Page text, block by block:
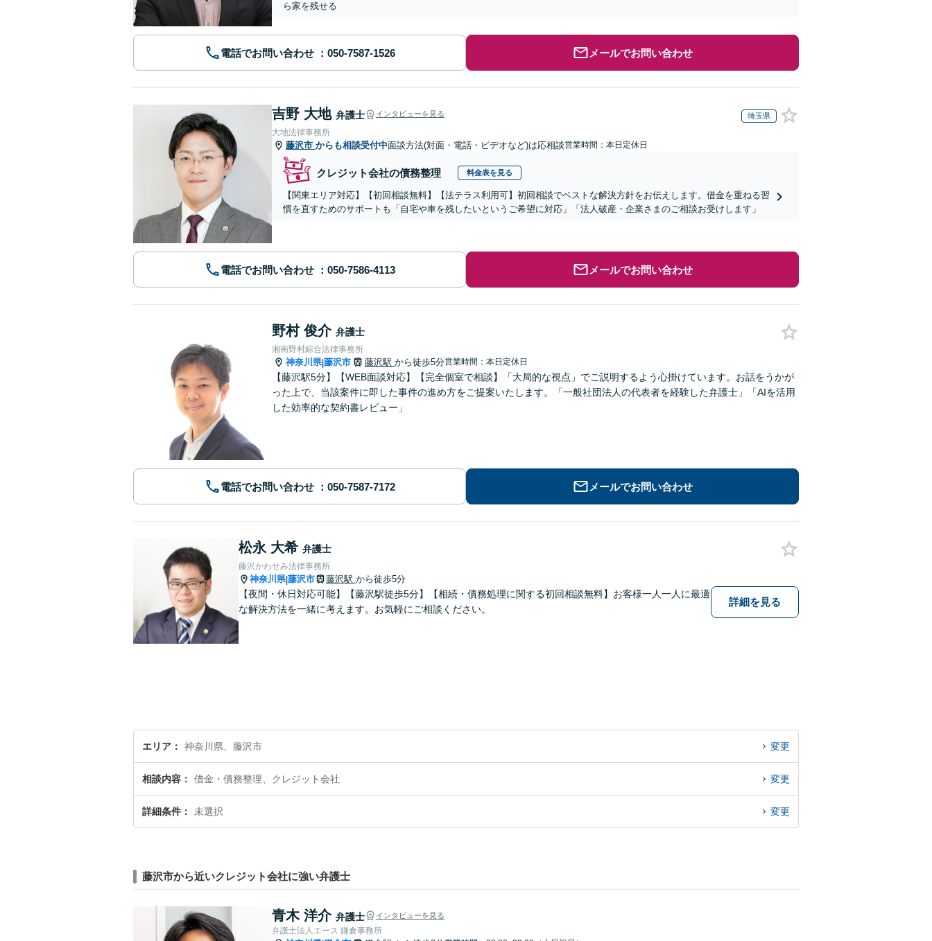
ら家を残せる
電話でお問い合わせ メールでお問い合わせ
吉野 大地 弁護士 インタビューを見る 埼玉県
大地法律事務所
藤沢市 からも相談受付中面談方法(対面・電話・ビデオなど)は応相談営業時間：本日定休日
クレジット会社の債務整理 料金表を見る
【関東エリア対応】【初回相談無料】【法テラス利用可】初回相談でベストな解決方針をお伝えします。借金を重ねる習
慣を直すためのサポートも「自宅や車を残したいというご希望に対応」「法人破産・企業さまのご相談お受けします」
電話でお問い合わせ メールでお問い合わせ
野村 俊介 弁護士
湘南野村綜合法律事務所
神奈川県|藤沢市 藤沢駅 から徒歩5分営業時間：本日定休日
【藤沢駅5分】【WEB面談対応】【完全個室で相談】「大局的な視点」でご説明するよう心掛けています。お話をうかが
った上で、当該案件に即した事件の進め方をご提案いたします。「一般社団法人の代表者を経験した弁護士」「AIを活用
した効率的な契約書レビュー」
電話でお問い合わせ メールでお問い合わせ
松永 大希 弁護士
藤沢かわせみ法律事務所
神奈川県|藤沢市 藤沢駅 から徒歩5分
【夜間・休日対応可能】【藤沢駅徒歩5分】【相続・債務処理に関する初回相談無料】お客様一人一人に最適
な解決方法を一緒に考えます。お気軽にご相談ください。
詳細を見る
エリア 神奈川県、藤沢市 変更
相談内容 借金・債務整理、クレジット会社 変更
詳細条件 未選択 変更
藤沢市から近いクレジット会社に強い弁護士
青木 洋介 弁護士 インタビューを見る
弁護士法人エース 鎌倉事務所